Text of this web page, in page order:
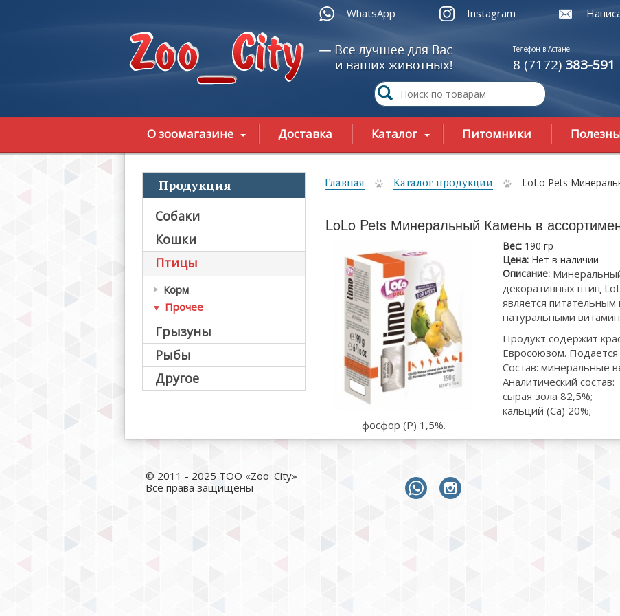
WhatsApp Instagram
Телефон в Астане
8 (7172) 383-591
О зоомагазине Доставка Каталог Питомники
Продукция
Собаки
Кошки
Птицы
Корм
Прочее
Грызуны
Рыбы
Другое
Вы здесь
Главная Каталог продукции LoLo Pets
LoLo Pets Минеральный Камень в
Вес: 190 гр
Цена: Нет в наличии
Описание:
декоративных птиц
является
натуральными
Продукт содержит
Евросоюзом.
Состав: минеральные
Аналитический состав:
сырая зола 82,5%;
кальций (Ca) 20%;
фосфор (P) 1,5%.
© 2011 - 2025 ТОО «Zoo_City»
Все права защищены
whatsapp